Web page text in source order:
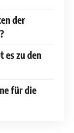
der
es zu den
für die